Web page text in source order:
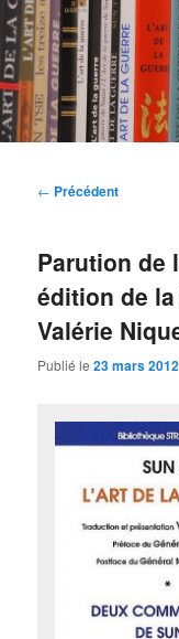
Aller
au
contenu
principalSun Tzu
Etudes et réflexions
Navigation
← Précédent
Parution de
édition de
Valérie
Publié le23 mars 2012